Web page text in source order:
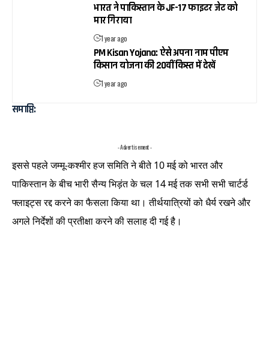
भारत ने पाकिस्तान के JF-17 फाइटर जेट को
मार गिराया
1 year ago
PM Kisan Yojana: ऐसे अपना नाम पीएम
किसान योजना की 20वीं किस्त में देखें
1 year ago
समाप्ति:
- Advertisement -
इससे पहले जम्मू-कश्मीर हज समिति ने बीते 10 मई को भारत और
पाकिस्तान के बीच भारी सैन्य भिड़ंत के चल 14 मई तक सभी सभी चार्टर्ड
फ्लाइट्स रद्द करने का फैसला किया था। तीर्थयात्रियों को धैर्य रखने और
अगले निर्देशों की प्रतीक्षा करने की सलाह दी गई है।